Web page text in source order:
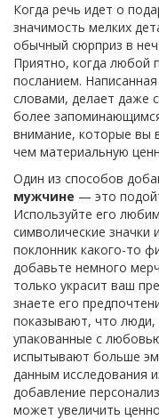
Когда речь идет о
значимость мелких
обычный сюрприз в
Приятно, когда любой
посланием.
словами, делает даже
более
внимание, которые вы
чем материальную
Один из способов
мужчине — это
Используйте его
символические
поклонник какого-то
добавьте немного
только украсит ваш
знаете его
показывают, что
упакованные с
испытывают больше
данным исследования
добавление
может увеличить